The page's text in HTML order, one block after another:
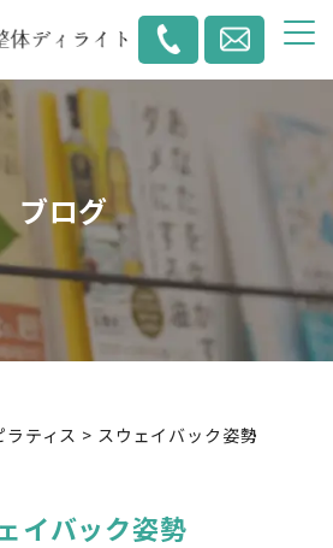
ブログ
ラティス > スウェイバック姿勢
イバック姿勢